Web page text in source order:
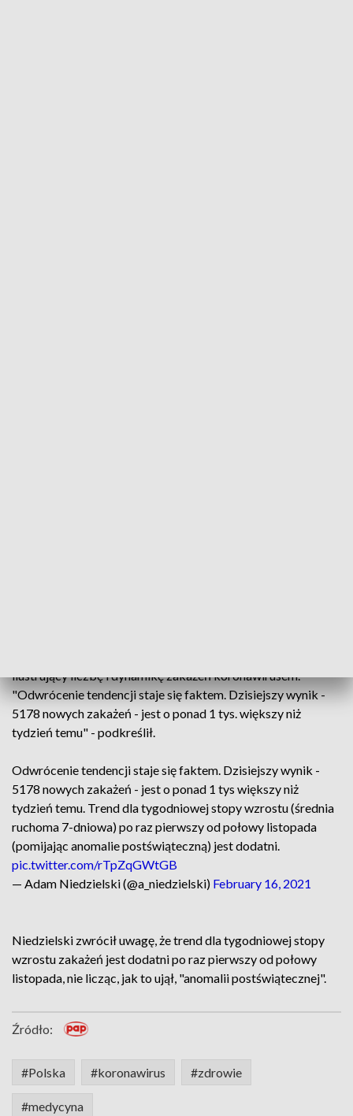
ilustrujący liczbę i dynamikę zakażeń koronawirusem.
"Odwrócenie tendencji staje się faktem. Dzisiejszy wynik -
5178 nowych zakażeń - jest o ponad 1 tys. większy niż
tydzień temu" - podkreślił.
Odwrócenie tendencji staje się faktem. Dzisiejszy wynik -
5178 nowych zakażeń - jest o ponad 1 tys większy niż
tydzień temu. Trend dla tygodniowej stopy wzrostu (średnia
ruchoma 7-dniowa) po raz pierwszy od połowy listopada
(pomijając anomalie postświąteczną) jest dodatni.
pic.twitter.com/rTpZqGWtGB
— Adam Niedzielski (@a_niedzielski) February 16, 2021
Niedzielski zwrócił uwagę, że trend dla tygodniowej stopy
wzrostu zakażeń jest dodatni po raz pierwszy od połowy
listopada, nie licząc, jak to ujął, "anomalii postświątecznej".
Źródło:
#Polska #koronawirus #zdrowie
#medycyna